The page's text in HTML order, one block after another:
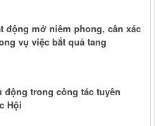
động mở niêm phong, cân xác
vụ việc bắt quả tang
động trong công tác tuyên
Hội